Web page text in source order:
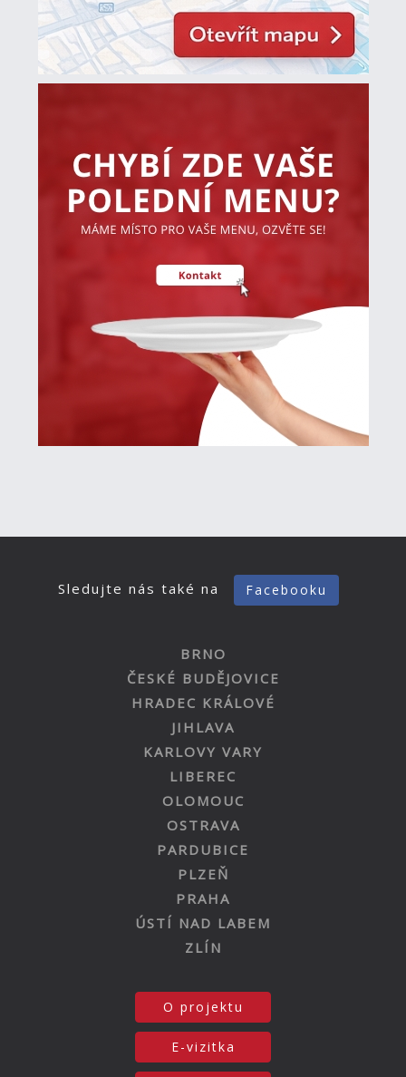
Sledujte nás také na Facebooku
BRNO
ČESKÉ BUDĚJOVICE
HRADEC KRÁLOVÉ
JIHLAVA
KARLOVY VARY
LIBEREC
OLOMOUC
OSTRAVA
PARDUBICE
PLZEŇ
PRAHA
ÚSTÍ NAD LABEM
ZLÍN
O projektu
E-vizitka